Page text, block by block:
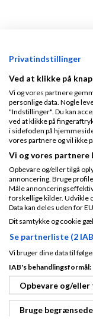
Privatindstillinger
Ved at klikke på
Vi og vores partnere
personlige data. Nogle
"Indstillinger". Du kan
ved at klikke på
i sidefoden på
vores partnere og vil ikke
Vi og vores partnere
Opbevare og/eller tilgå
annoncering. Bruge
Måle
forskellige kilder. Udvikle
Data kan deles uden for
Dit samtykke og cookie
Se partnerliste (2
Vi bruger dine data til
IAB's behandlingsformål:
Opbevare og/eller
Bruge